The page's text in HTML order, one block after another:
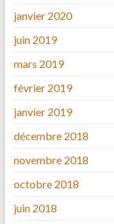
janvier 2020
juin 2019
mars 2019
février 2019
janvier 2019
décembre 2018
novembre 2018
octobre 2018
juin 2018